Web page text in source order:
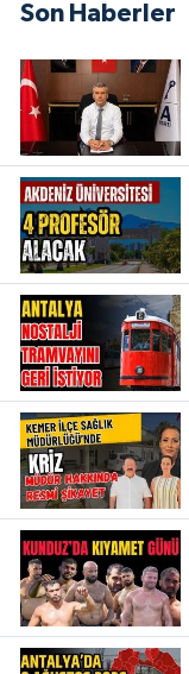
Son Haberler